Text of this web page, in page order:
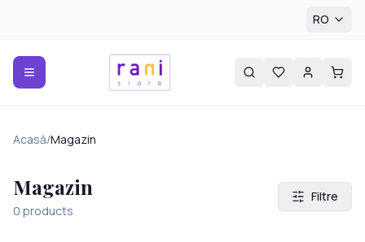
RO
Acasă/Magazin
Magazin
0 products
Filtre